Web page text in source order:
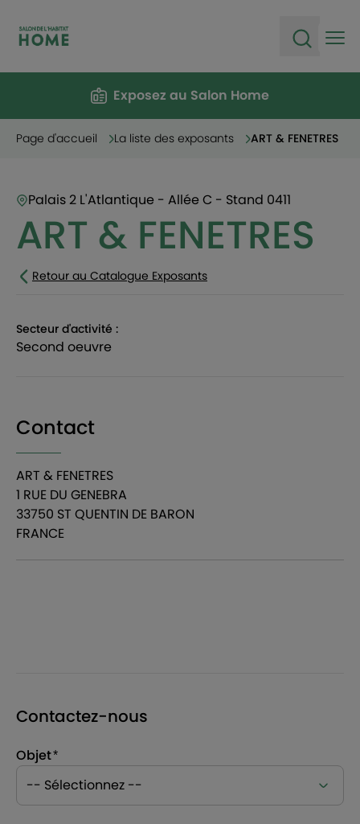
Exposez au Salon Home
Page d'accueil La liste des exposants ART & FENETRES
Palais 2 L'Atlantique - Allée C - Stand 0411
ART & FENETRES
Retour au Catalogue Exposants
Secteur d'activité :
second oeuvre
Contact
ART & FENETRES
1 RUE DU GENEBRA
33750 ST QUENTIN DE BARON
FRANCE
Contactez-nous
Objet